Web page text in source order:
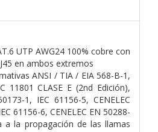
UTP AWG24 100% cobre con
en ambos extremos
ANSI / TIA / EIA 568-B-1,
11801 CLASE E (2nd Edición),
1, IEC 61156-5, CENELEC
61156-6, CENELEC EN 50288-
a la propagación de las llamas